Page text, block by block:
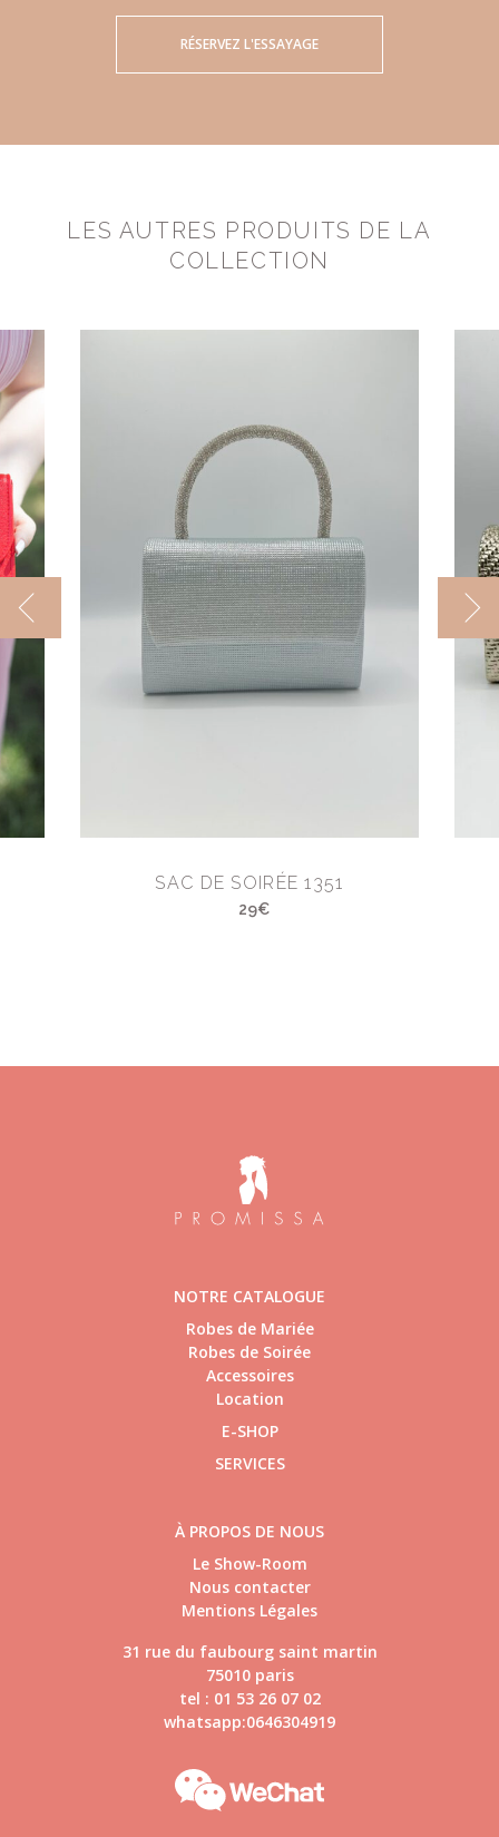
RÉSERVEZ L'ESSAYAGE
LES AUTRES PRODUITS DE LA
COLLECTION
SAC DE SOIRÉE 1351
29€
NOTRE CATALOGUE
Robes de Mariée
Robes de Soirée
Accessoires
Location
E-SHOP
SERVICES
À PROPOS DE NOUS
Le Show-Room
Nous contacter
Mentions Légales
31 rue du faubourg saint martin
75010 paris
tel : 01 53 26 07 02
whatsapp:0646304919